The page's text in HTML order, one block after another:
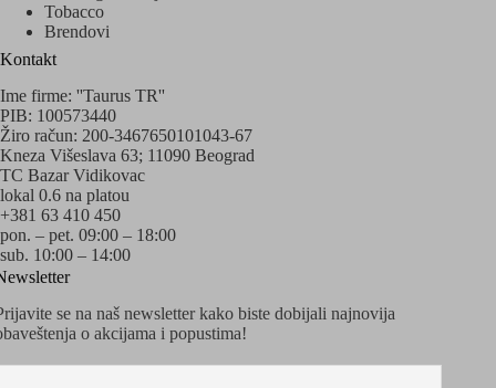
Tobacco
Brendovi
Kontakt
Ime firme: ''Taurus TR''
PIB: 100573440
Žiro račun: 200-3467650101043-67
Kneza Višeslava 63; 11090 Beograd
TC Bazar Vidikovac
lokal 0.6 na platou
+381 63 410 450
pon. – pet. 09:00 – 18:00
sub. 10:00 – 14:00
se na naš newsletter kako biste dobijali najnovija
o akcijama i popustima!